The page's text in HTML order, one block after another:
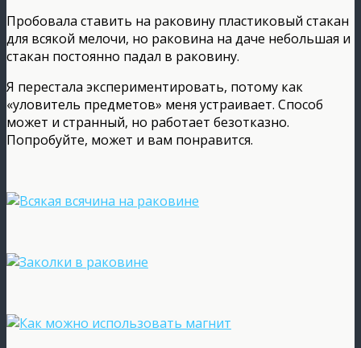
Пробовала ставить на раковину пластиковый стакан
для всякой мелочи, но раковина на даче небольшая и
стакан постоянно падал в раковину.
Я перестала экспериментировать, потому как
«уловитель предметов» меня устраивает. Способ
может и странный, но работает безотказно.
Попробуйте, может и вам понравится.